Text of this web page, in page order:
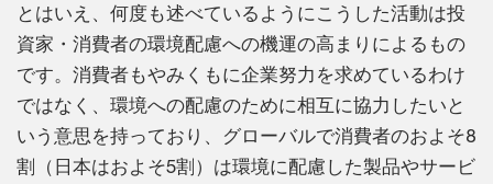
とはいえ、何度も述べているようにこうした活動は投
資家・消費者の環境配慮への機運の高まりによるもの
です。消費者もやみくもに企業努力を求めているわけ
ではなく、環境への配慮のために相互に協力したいと
いう意思を持っており、グローバルで消費者のおよそ8
割（日本はおよそ5割）は環境に配慮した製品やサービ